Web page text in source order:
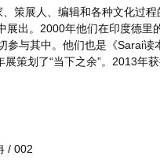
策展人、编辑和各种文化过
展出。2000年他们在印度德里
参与其中。他们也是《Sarai读
策划了“当下之余”。2013年
/ 002